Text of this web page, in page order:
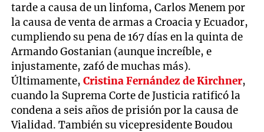
tarde a causa de un linfoma, Carlos Menem por
la causa de venta de armas a Croacia y Ecuador,
cumpliendo su pena de 167 días en la quinta de
Armando Gostanian (aunque increíble, e
injustamente, zafó de muchas más).
Últimamente,Cristina Fernández de Kirchner,
cuando la Suprema Corte de Justicia ratificó la
condena a seis años de prisión por la causa de
Vialidad. También su vicepresidente Boudou